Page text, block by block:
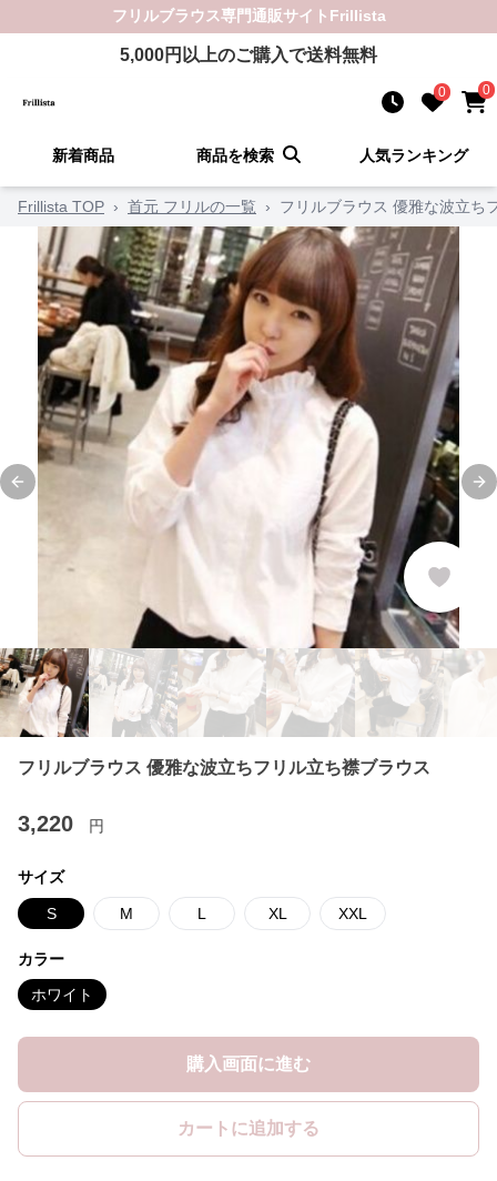
フリルブラウス専門通販サイト Frillista
5,000円以上のご購入で送料無料
0 0
新着商品 商品を検索 人気ランキング
Frillista TOP › 首元 フリルの一覧 › フリルブラウス 優雅な波立ち
Previous slide
フリルブラウス 優雅な波立ちフリル立ち襟ブラウス
3,220 円
サイズ
S M L XL XXL
カラー
ホワイト
購入画面に進む
カートに追加する